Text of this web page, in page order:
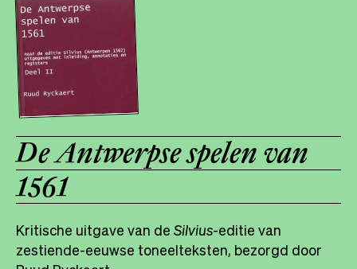
De Antwerpse spelen van
1561
Kritische uitgave van deSilvius-editie van
zestiende-eeuwse toneelteksten, bezorgd door